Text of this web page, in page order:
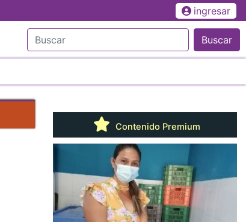
ingresar
Buscar
Contenido Premium